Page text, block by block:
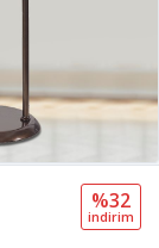
%32
i̇ndi̇ri̇m